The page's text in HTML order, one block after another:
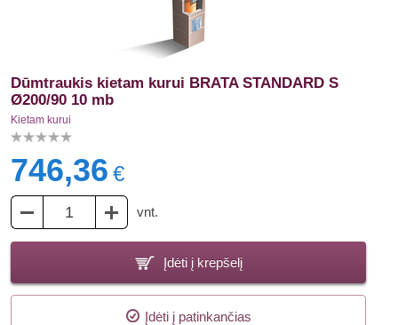
Dūmtraukis kietam kurui BRATA STANDARD S
Ø200/90 10 mb
Kietam kurui
746,36 €
vnt.
Įdėti į krepšelį
Įdėti į patinkančias